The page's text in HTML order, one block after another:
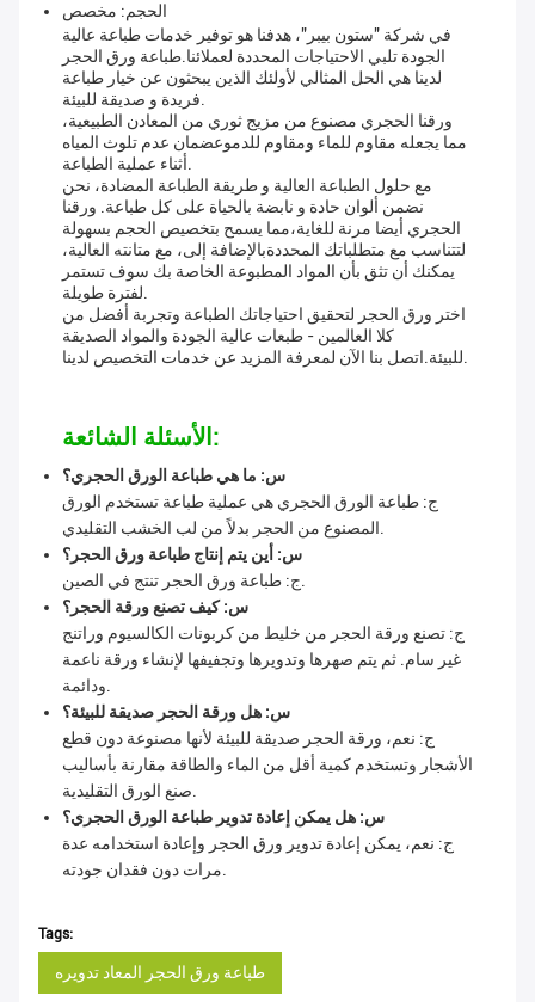
الحجم: مخصص
في شركة "ستون بيبر"، هدفنا هو توفير خدمات طباعة عالية
الجودة تلبي الاحتياجات المحددة لعملائنا.طباعة ورق الحجر
لدينا هي الحل المثالي لأولئك الذين يبحثون عن خيار طباعة
فريدة و صديقة للبيئة.
ورقنا الحجري مصنوع من مزيج ثوري من المعادن الطبيعية،
مما يجعله مقاوم للماء ومقاوم للدموعضمان عدم تلوث المياه
أثناء عملية الطباعة.
مع حلول الطباعة العالية و طريقة الطباعة المضادة، نحن
نضمن ألوان حادة و نابضة بالحياة على كل طباعة. ورقنا
الحجري أيضا مرنة للغاية،مما يسمح بتخصيص الحجم بسهولة
لتتناسب مع متطلباتك المحددةبالإضافة إلى، مع متانته العالية،
يمكنك أن تثق بأن المواد المطبوعة الخاصة بك سوف تستمر
لفترة طويلة.
اختر ورق الحجر لتحقيق احتياجاتك الطباعة وتجربة أفضل من
كلا العالمين - طبعات عالية الجودة والمواد الصديقة
للبيئة.اتصل بنا الآن لمعرفة المزيد عن خدمات التخصيص لدينا.
الأسئلة الشائعة:
س: ما هي طباعة الورق الحجري؟
ج: طباعة الورق الحجري هي عملية طباعة تستخدم الورق
المصنوع من الحجر بدلاً من لب الخشب التقليدي.
س: أين يتم إنتاج طباعة ورق الحجر؟
ج: طباعة ورق الحجر تنتج في الصين.
س: كيف تصنع ورقة الحجر؟
ج: تصنع ورقة الحجر من خليط من كربونات الكالسيوم وراتنج
غير سام. ثم يتم صهرها وتدويرها وتجفيفها لإنشاء ورقة ناعمة
ودائمة.
س: هل ورقة الحجر صديقة للبيئة؟
ج: نعم، ورقة الحجر صديقة للبيئة لأنها مصنوعة دون قطع
الأشجار وتستخدم كمية أقل من الماء والطاقة مقارنة بأساليب
صنع الورق التقليدية.
س: هل يمكن إعادة تدوير طباعة الورق الحجري؟
ج: نعم، يمكن إعادة تدوير ورق الحجر وإعادة استخدامه عدة
مرات دون فقدان جودته.
Tags:
طباعة ورق الحجر المعاد تدويره